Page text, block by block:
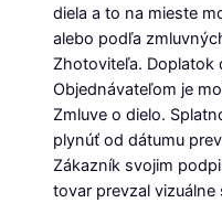
diela a to na mieste
alebo podľa
Zhotoviteľa. Doplatok
Objednávateľom je
Zmluve o dielo.
plynúť od dátumu
Zákazník svojim
tovar prevzal